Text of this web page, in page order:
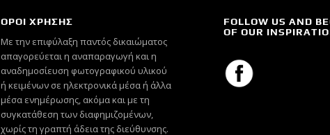
ΟΡΟΙ ΧΡΗΣΗΣ
Mε την επιφύλαξη παντός δικαιώματος
απαγορεύεται η αναπαραγωγή και η
αναδημοσίευση φωτογραφικού υλικού
ή κειμένων σε ηλεκτρονικά μέσα ή άλλα
μέσα ενημέρωσης, ακόμα και με τη
συγκατάθεση των διαφημιζομένων,
χωρίς τη γραπτή άδεια της διεύθυνσης.
FOLLOW US AND
OF OUR